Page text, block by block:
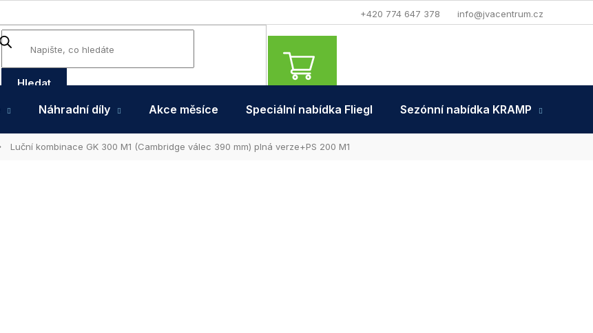
+420 774 647 378 info@jvacentrum.cz
Hledat
NÁKUPNÍ
KOŠÍK
Náhradní díly Akce měsíce Speciální nabídka Fliegl Sezónní nabídka KRAMP
Luční kombinace GK 300 M1 (Cambridge válec 390 mm) plná verze+PS 200 M1